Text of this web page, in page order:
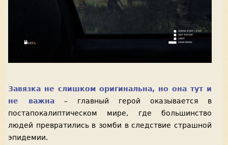
Завязка не слишком оригинальна, но она тут и
не важна – главный герой оказывается в
постапокалиптическом мире, где большинство
людей превратились в зомби в следствие страшной
эпидемии.